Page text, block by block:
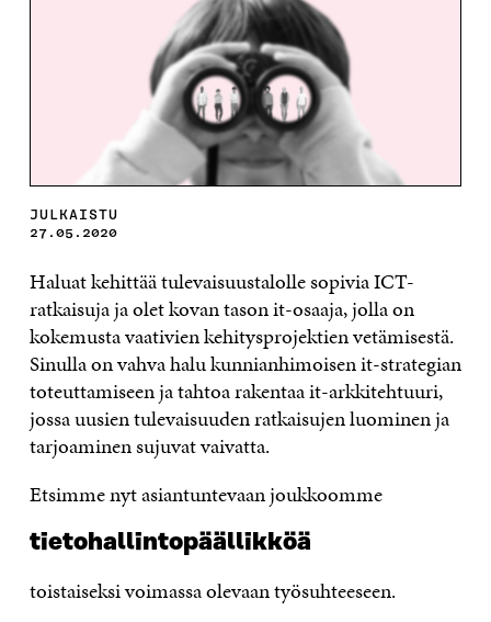
JULKAISTU
27.05.2020
Haluat kehittää tulevaisuustalolle sopivia ICT-
ratkaisuja ja olet kovan tason it-osaaja, jolla on
kokemusta vaativien kehitysprojektien vetämisestä.
Sinulla on vahva halu kunnianhimoisen it-strategian
toteuttamiseen ja tahtoa rakentaa it-arkkitehtuuri,
jossa uusien tulevaisuuden ratkaisujen luominen ja
tarjoaminen sujuvat vaivatta.
Etsimme nyt asiantuntevaan joukkoomme
tietohallintopäällikköä
toistaiseksi voimassa olevaan työsuhteeseen.